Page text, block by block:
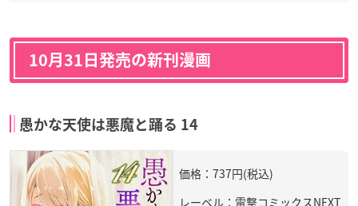
10月31日発売の新刊漫画
愚かな天使は悪魔と踊る 14
価格：737円(税込)
レーベル：電撃コミックスNEXT